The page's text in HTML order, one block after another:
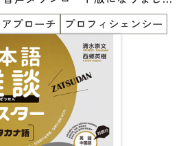
本
の後で文型・語彙を教える「タ
具現化した本書は、今もなお、
師にも刺激的な一冊です。
う！」「練習しよう！」の解答
話表現」を付けたほか、「復習
の音声を収録。
プローチ プロフィシェンシー